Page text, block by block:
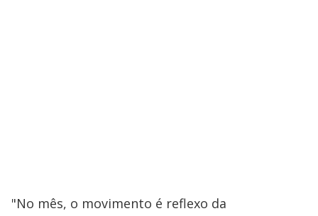
"No mês, o movimento é reflexo da